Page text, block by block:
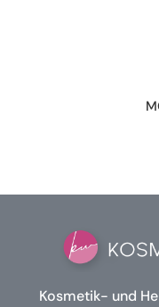
Kosmetik- und